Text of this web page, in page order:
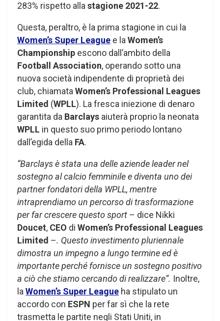
283% rispetto alla stagione 2021-22.
Questa, peraltro, è la prima stagione in cui la
Women’s Super League e la Women’s
Championship escono dall’ambito della
Football Association, operando sotto una
nuova società indipendente di proprietà dei
club, chiamata Women’s Professional Leagues
Limited (WPLL). La fresca iniezione di denaro
garantita da Barclays aiuterà proprio la neonata
WPLL in questo suo primo periodo lontano
dall’egida della FA.
“Barclays è stata una delle aziende leader nel
sostegno al calcio femminile e diventa uno dei
partner fondatori della WPLL, mentre
intraprendiamo un percorso di trasformazione
per far crescere questo sport – dice Nikki
Doucet, CEO di Women’s Professional Leagues
Limited –. Questo investimento pluriennale
dimostra un impegno a lungo termine ed è
importante perché fornisce un sostegno positivo
a ciò che stiamo cercando di realizzare”. Inoltre,
la Women’s Super League ha stipulato un
accordo con ESPN per far sì che la rete
trasmetta le partite negli Stati Uniti, in